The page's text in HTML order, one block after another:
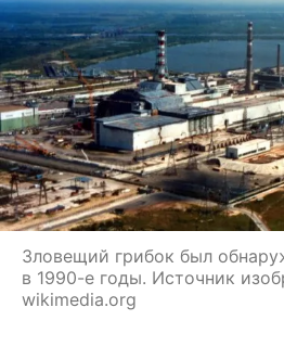
Зловещий грибок был
в 1990-е годы. Источник
wikimedia.org